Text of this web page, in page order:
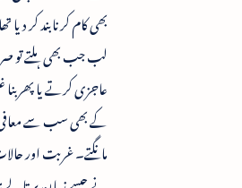
بھی کام کرنا بند کر دیا
لب جب بھی ہلتے تو
عاجزی کرتے یا پھر
کے بھی سب سے
مانگتے۔ غربت اور